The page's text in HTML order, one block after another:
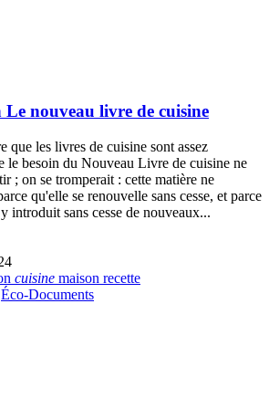
Le nouveau livre de cuisine
que les livres de cuisine sont assez
le besoin du Nouveau Livre de cuisine ne
; on se tromperait : cette matière ne
qu'elle se renouvelle sans cesse, et parce
introduit sans cesse de nouveaux...
cuisine maison recette
Éco-Documents